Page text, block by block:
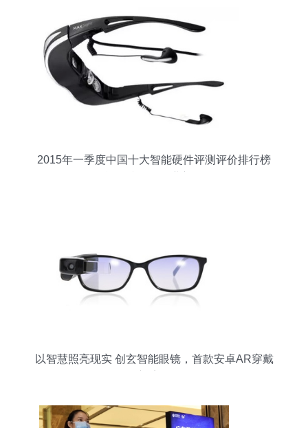
2015年一季度中国十大智能硬件评测评价排行榜
以智慧照亮现实 创玄智能眼镜，首款安卓AR穿戴